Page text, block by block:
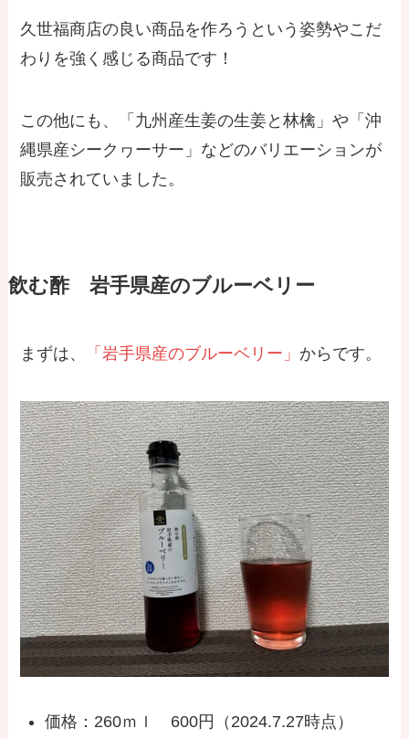
久世福商店の良い商品を作ろうという姿勢やこだ
わりを強く感じる商品です！
この他にも、「九州産生姜の生姜と林檎」や「沖
縄県産シークヮーサー」などのバリエーションが
販売されていました。
飲む酢 岩手県産のブルーベリー
まずは、 「岩手県産のブルーベリー」 からです。
価格：260ｍｌ 600円（2024.7.27時点）